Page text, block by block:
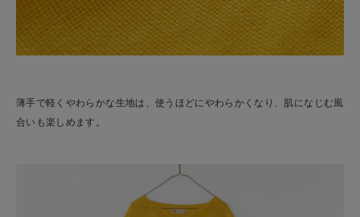
薄手で軽くやわらかな生地は、使うほどにやわらかくなり、肌になじむ風
合いも楽しめます。